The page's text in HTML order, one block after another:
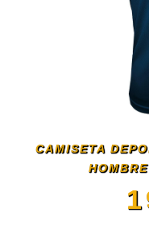
CAMISETA